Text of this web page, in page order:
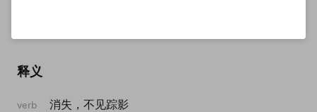
释义
verb 消失，不见踪影